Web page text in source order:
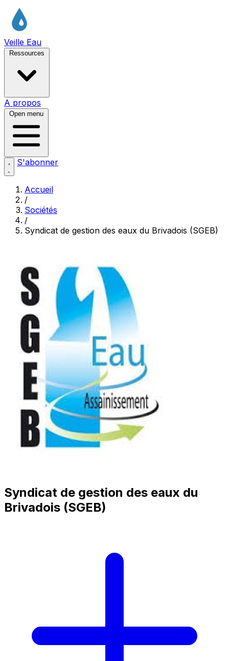
Veille Eau
Ressources
A propos
Open menu
S'abonner
Accueil
/
Sociétés
/
Syndicat de gestion des eaux du Brivadois (SGEB)
Syndicat de gestion des eaux du
Brivadois (SGEB)